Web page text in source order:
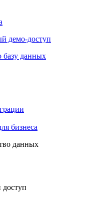
демо-доступ
базу данных
бизнеса
данных